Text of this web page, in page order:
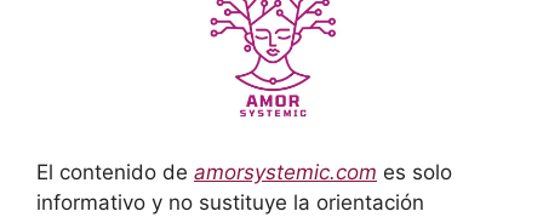
El contenido de amorsystemic.com es solo
informativo y no sustituye la orientación